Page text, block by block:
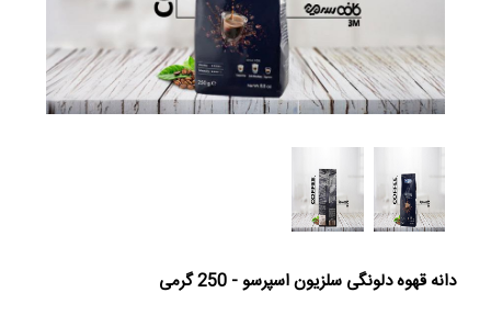
دانه قهوه دلونگی سلزیون اسپرسو - 250 گرمی